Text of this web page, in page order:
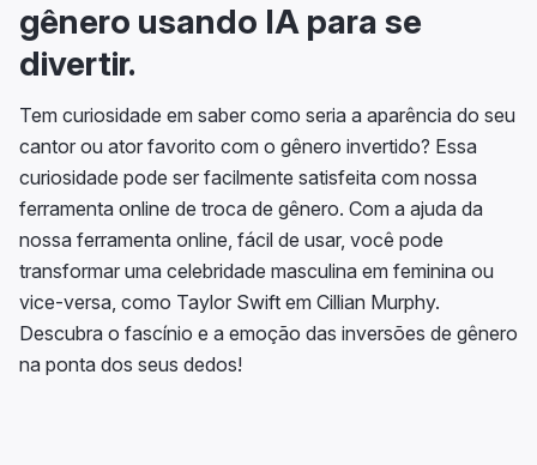
gênero usando IA para se
divertir.
Tem curiosidade em saber como seria a aparência do seu
cantor ou ator favorito com o gênero invertido? Essa
curiosidade pode ser facilmente satisfeita com nossa
ferramenta online de troca de gênero. Com a ajuda da
nossa ferramenta online, fácil de usar, você pode
transformar uma celebridade masculina em feminina ou
vice-versa, como Taylor Swift em Cillian Murphy.
Descubra o fascínio e a emoção das inversões de gênero
na ponta dos seus dedos!